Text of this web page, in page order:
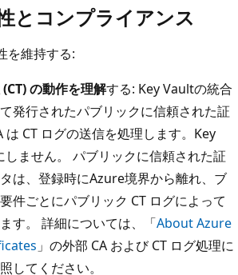
とコンプライアンス
を維持する:
の動作を理解する: Key Vaultの統合
発行されたパブリックに信頼された証
は CT ログの送信を処理します。Key
ません。 パブリックに信頼された証
は、登録時にAzure境界から離れ、ブ
件ごとにパブリック CT ログによって
す。 詳細については、「About Azure
」の外部 CA および CT ログ処理に
してください。